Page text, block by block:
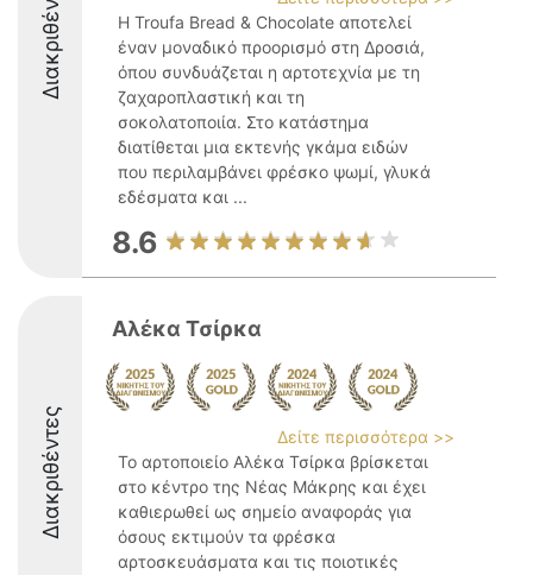
Διακριθέντες
Η Troufa Bread & Chocolate αποτελεί
έναν μοναδικό προορισμό στη Δροσιά,
όπου συνδυάζεται η αρτοτεχνία με τη
ζαχαροπλαστική και τη
σοκολατοποιία. Στο κατάστημα
διατίθεται μια εκτενής γκάμα ειδών
που περιλαμβάνει φρέσκο ψωμί, γλυκά
εδέσματα και ...
8.6
Διακριθέντες
Αλέκα Τσίρκα
Δείτε περισσότερα >>
Το αρτοποιείο Αλέκα Τσίρκα βρίσκεται
στο κέντρο της Νέας Μάκρης και έχει
καθιερωθεί ως σημείο αναφοράς για
όσους εκτιμούν τα φρέσκα
αρτοσκευάσματα και τις ποιοτικές